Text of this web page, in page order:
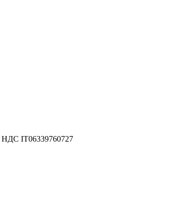
НДС IT06339760727